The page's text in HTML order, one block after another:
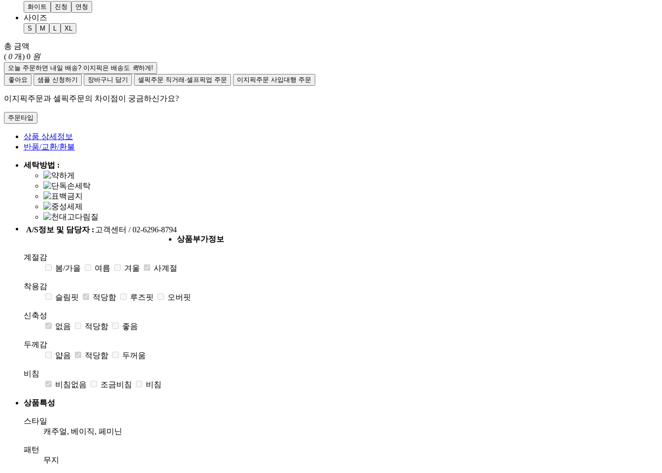
화이트 진청 연청
사이즈
S M XL
총 금액
( 0 개) 0 원
오늘 주문하면 내일 배송? 이지픽은 배송도 퀵하게!
좋아요
샘플 신청하기 장바구니 담기 셀픽주문 직거래·셀프픽업 주문 이지픽주문 사입대행 주문
이지픽주문과 셀픽주문의 차이점이 궁금하신가요?
주문타입
상품 상세정보
반품/교환/환불
세탁방법 :
A/S정보 및 담당자 : 고객센터 / 02-6296-8794
상품부가정보
계절감
봄/가을
여름 겨울 사계절
착용감
슬림핏
적당함 루즈핏 오버핏
신축성
없음
적당함 좋음
두께감
얇음
적당함 두꺼움
비침
비침없음
조금비침 비침
상품특성
스타일
캐주얼, 베이직, 페미닌
패턴
무지